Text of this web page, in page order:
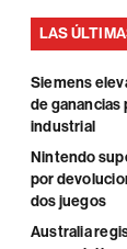
LAS
Siemens
de
industrial
Nintendo
por
dos juegos
Australia